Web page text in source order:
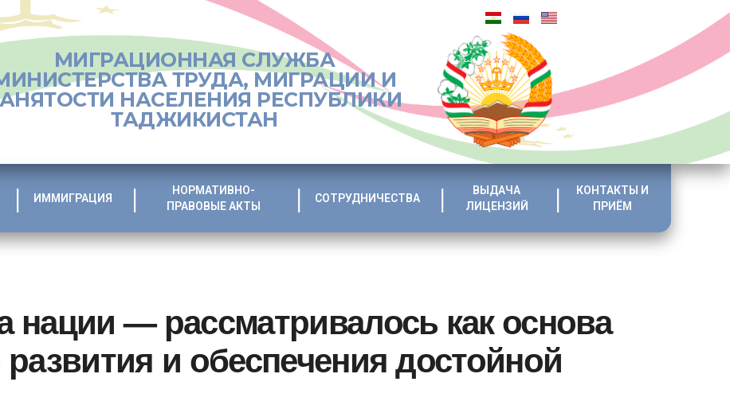
МИГРАЦИОННАЯ СЛУЖБА
ТРУДА, МИГРАЦИИ И
НАСЕЛЕНИЯ РЕСПУБЛИКИ
ТАДЖИКИСТАН
ИММИГРАЦИЯ
НОРМАТИВНО-
ПРАВОВЫЕ АКТЫ
СОТРУДНИЧЕСТВА
ВЫДАЧА
ЛИЦЕНЗИЙ
КОНТАКТЫ И
ПРИЁМ
нации — рассматривалось как основа
и обеспечения достойной